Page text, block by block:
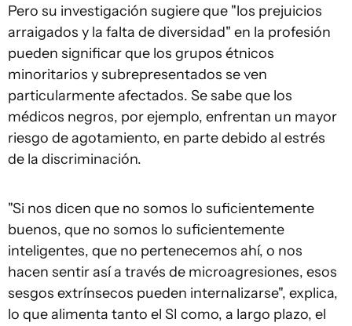
Pero su investigación sugiere que "los prejuicios
arraigados y la falta de diversidad" en la profesión
pueden significar que los grupos étnicos
minoritarios y subrepresentados se ven
particularmente afectados. Se sabe que los
médicos negros, por ejemplo, enfrentan un mayor
riesgo de agotamiento, en parte debido al estrés
de la discriminación.
"Si nos dicen que no somos lo suficientemente
buenos, que no somos lo suficientemente
inteligentes, que no pertenecemos ahí, o nos
hacen sentir así a través de microagresiones, esos
sesgos extrínsecos pueden internalizarse", explica,
lo que alimenta tanto el SI como, a largo plazo, el